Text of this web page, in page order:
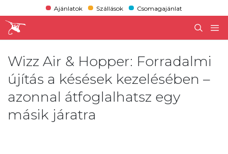
Ajánlatok Szállások Csomagajánlat
Wizz Air & Hopper: Forradalmi
újítás a késések kezelésében –
azonnal átfoglalhatsz egy
másik járatra